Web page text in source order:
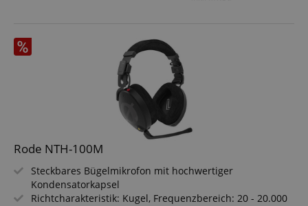
Rode NTH-100M
Steckbares Bügelmikrofon mit hochwertiger
Kondensatorkapsel
Richtcharakteristik: Kugel, Frequenzbereich: 20 - 20.000